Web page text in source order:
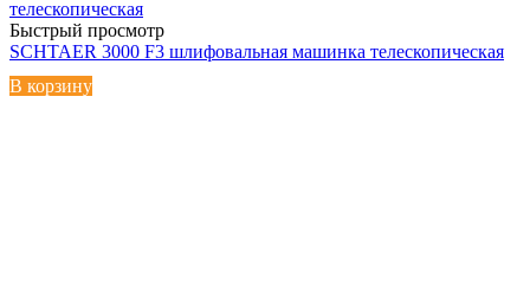
Быстрый просмотр
SCHTAER 3000 F3 шлифовальная машинка телескопическая
В корзину